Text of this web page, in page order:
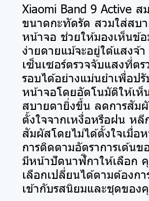
Xiaomi Band 9 Active ส
ขนาดกะทัดรัด สวมใส่สบ
หน้าจอ ช่วยให้มองเห็นข้
ง่ายดายแม้จะอยู่ใต้แสงจ้
เซ็นเซอร์ตรวจจับแสงที่ต
รอบได้อย่างแม่นยำเพื่อป
หน้าจอโดยอัตโนมัติให้เห็
สบายตายิ่งขึ้น ลดการสัม
ตั้งใจจากเหงื่อหรือฝน หลี
สัมผัสโดยไม่ได้ตั้งใจเมื่อ
การติดตามอัตราการเต้นข
มีหน้าปัดนาฬิกาให้เลือก
เลือกเปลี่ยนได้ตามต้องก
เข้ากับรสนิยมและชุดของ